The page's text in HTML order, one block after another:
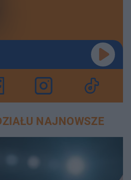
NAJNOWSZE